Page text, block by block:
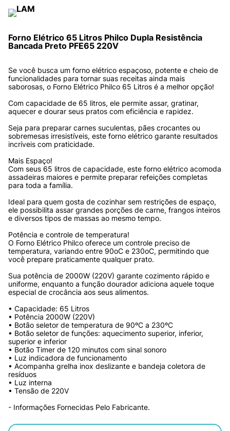
Forno Elétrico 65 Litros Philco Dupla Resistência
Bancada Preto PFE65 220V
Se você busca um forno elétrico espaçoso, potente e cheio de
funcionalidades para tornar suas receitas ainda mais
saborosas, o Forno Elétrico Philco 65 Litros é a melhor opção!
Com capacidade de 65 litros, ele permite assar, gratinar,
aquecer e dourar seus pratos com eficiência e rapidez.
Seja para preparar carnes suculentas, pães crocantes ou
sobremesas irresistíveis, este forno elétrico garante resultados
incríveis com praticidade.
Mais Espaço!
Com seus 65 litros de capacidade, este forno elétrico acomoda
assadeiras maiores e permite preparar refeições completas
para toda a família.
Ideal para quem gosta de cozinhar sem restrições de espaço,
ele possibilita assar grandes porções de carne, frangos inteiros
e diversos tipos de massas ao mesmo tempo.
Potência e controle de temperatura!
O Forno Elétrico Philco oferece um controle preciso de
temperatura, variando entre 90oC e 230oC, permitindo que
você prepare praticamente qualquer prato.
Sua potência de 2000W (220V) garante cozimento rápido e
uniforme, enquanto a função dourador adiciona aquele toque
especial de crocância aos seus alimentos.
• Capacidade: 65 Litros
• Potência 2000W (220V)
• Botão seletor de temperatura de 90ºC a 230ºC
• Botão seletor de funções: aquecimento superior, inferior,
superior e inferior
• Botão Timer de 120 minutos com sinal sonoro
• Luz indicadora de funcionamento
• Acompanha grelha inox deslizante e bandeja coletora de
resíduos
• Luz interna
• Tensão de 220V
- Informações Fornecidas Pelo Fabricante.